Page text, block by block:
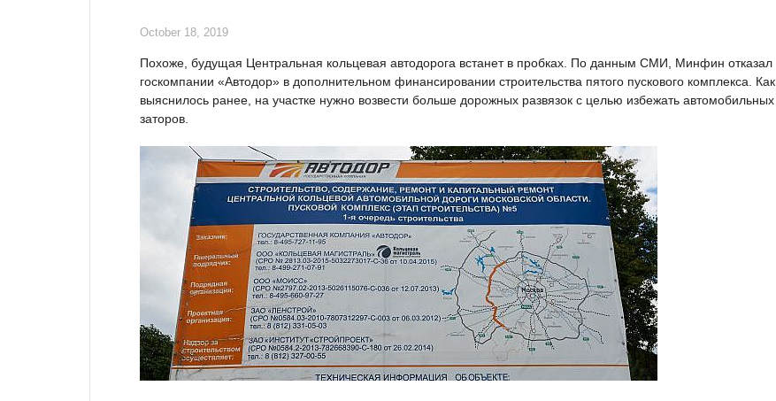
October 18, 2019
Похоже, будущая Центральная кольцевая автодорога встанет в пробках. По данным СМИ, Минфин отказал
госкомпании «Автодор» в дополнительном финансировании строительства пятого пускового комплекса. Как
выяснилось ранее, на участке нужно возвести больше дорожных развязок с целью избежать автомобильных
заторов.